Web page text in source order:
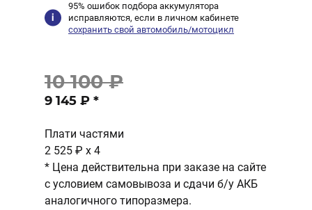
95% ошибок подбора аккумулятора
исправляются, если в личном кабинете
сохранить свой автомобиль/мотоцикл
10 100 ₽
9 145 ₽ *
Плати частями
2 525 ₽ x 4
* Цена действительна при заказе на сайте
с условием самовывоза и сдачи б/у АКБ
аналогичного типоразмера.